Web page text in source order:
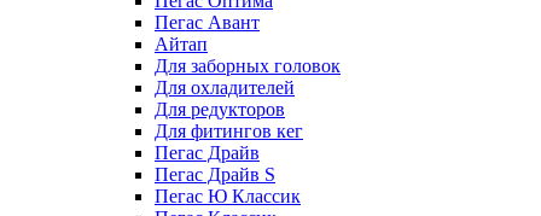
Пегас Авант
Айтап
Для заборных головок
Для охладителей
Для редукторов
Для фитингов кег
Пегас Драйв
Пегас Драйв S
Пегас Ю Классик